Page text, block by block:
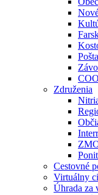
Pošta
Združenia
Cestovné
Virtuálny
Úhrada za